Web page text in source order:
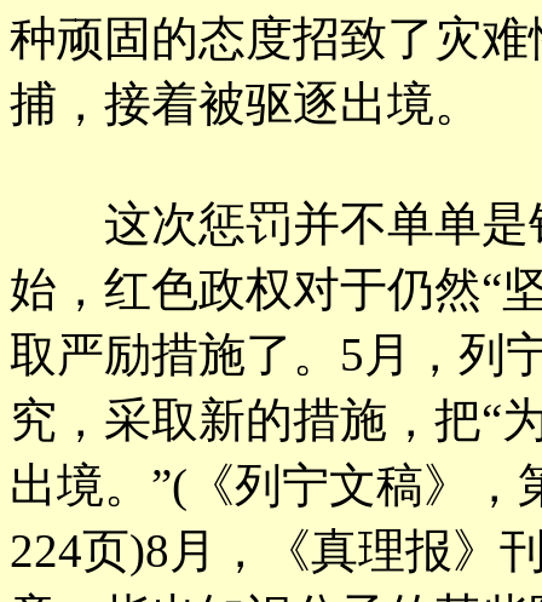
种顽固的态度招致了灾
捕，接着被驱逐出境。
这次惩罚并不单单是
始，红色政权对于仍然“
取严励措施了。5月，列
究，采取新的措施，把“
出境。”(《列宁文稿》，
224页)8月，《真理报》